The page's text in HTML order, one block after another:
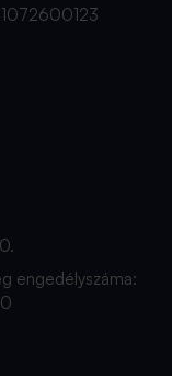
engedélyszáma: